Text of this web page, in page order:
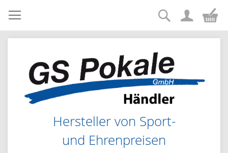
Zum
Inhalt
springen
Hersteller von Sport-
und Ehrenpreisen
Suche